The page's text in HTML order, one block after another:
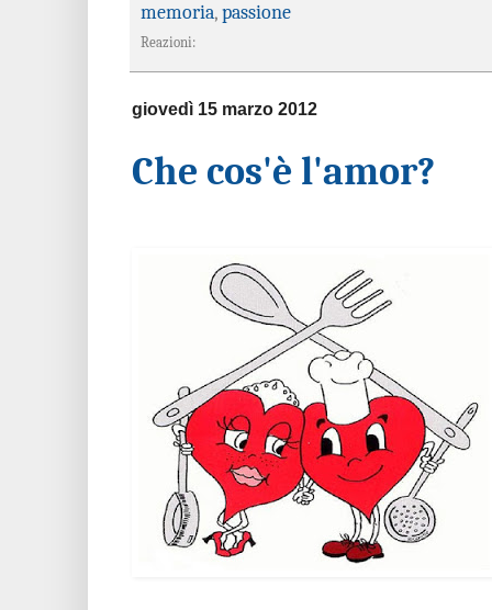
memoria, passione
Reazioni:
giovedì 15 marzo 2012
Che cos'è l'amor?